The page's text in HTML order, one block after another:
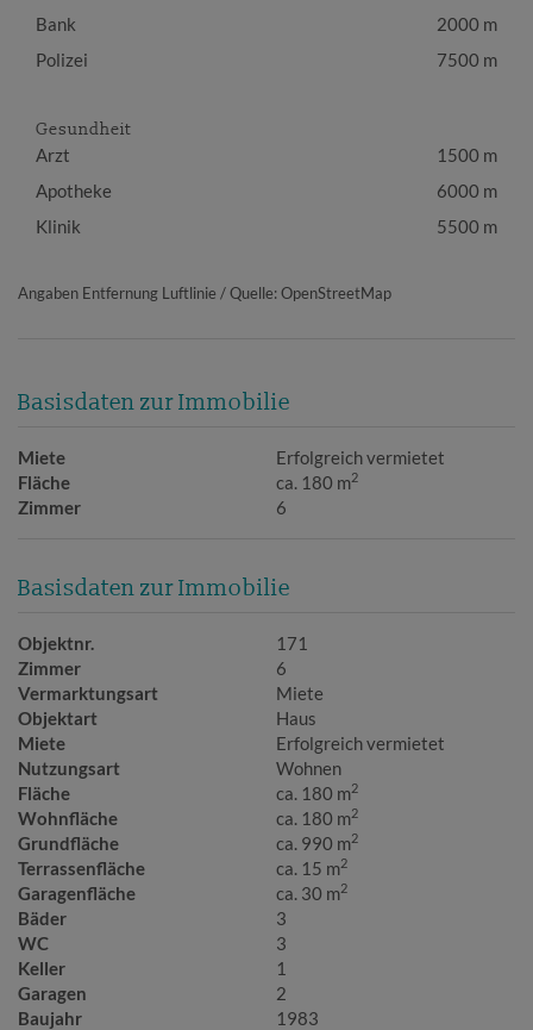
Bank
2000 m
Polizei
7500 m
Gesundheit
Arzt
1500 m
Apotheke
6000 m
Klinik
5500 m
Angaben Entfernung Luftlinie / Quelle: OpenStreetMap
Basisdaten zur Immobilie
Miete
Erfolgreich vermietet
Fläche
ca. 180 m2
Zimmer 6
Basisdaten zur Immobilie
Objektnr.
171
Zimmer
6
Vermarktungsart
Miete
Objektart
Haus
Miete
Erfolgreich vermietet
Nutzungsart
Wohnen
Fläche
ca. 180 m2
Wohnfläche ca. 180 m2
Grundfläche ca. 990 m2
Terrassenfläche ca. 15 m2
Garagenfläche ca. 30 m2
Bäder
3
WC
3
Keller
1
Garagen
2
Baujahr
1983